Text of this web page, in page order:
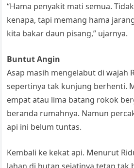
“Hama penyakit mati semua.
kenapa, tapi memang hama
kita bakar daun pisang,” ujarnya.
Buntut Angin
Asap masih mengelabut di wajah
sepertinya tak kunjung berhenti.
empat atau lima batang rokok
beranda rumahnya. Namun
api ini belum tuntas.
Kembali ke kekat api. Menurut
lahan di hutan sejatinya tetap tak